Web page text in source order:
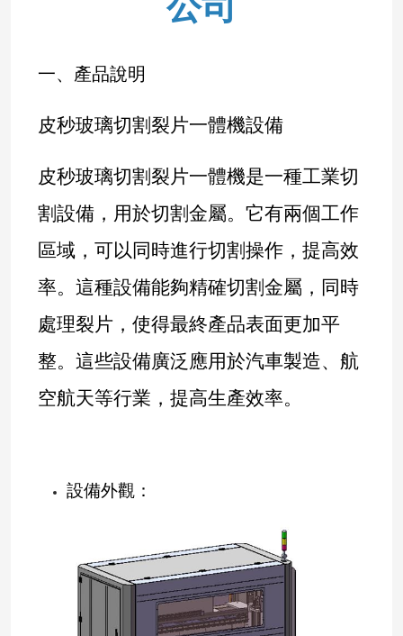
一、產品說明
皮秒玻璃切割裂片一體機設備
皮秒玻璃切割裂片一體機是一種工業切
割設備，用於切割金屬。它有兩個工作
區域，可以同時進行切割操作，提高效
率。這種設備能夠精確切割金屬，同時
處理裂片，使得最終產品表面更加平
整。這些設備廣泛應用於汽車製造、航
空航天等行業，提高生產效率。
設備外觀：